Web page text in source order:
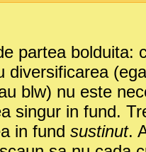
partea bolduita:
diversificarea
blw) nu este
singur in fund.
in fundsustinut.